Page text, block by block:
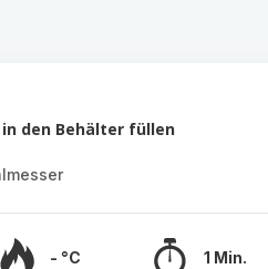
in den Behälter füllen
- °C 1 Min.